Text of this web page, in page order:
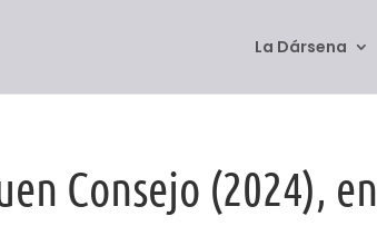
La Dársena
Consejo (2024), en